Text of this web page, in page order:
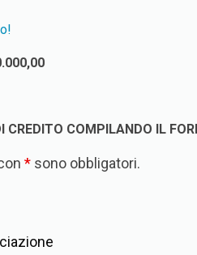
CREDITO COMPILANDO IL
* sono obbligatori.